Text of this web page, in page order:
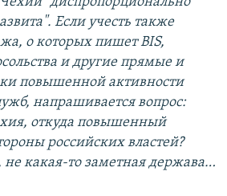
Если учесть также
о которых пишетBIS,
и другие прямые и
повышенной активности
напрашивается вопрос:
откуда повышенный
российских властей?
какая-то заметная держава…